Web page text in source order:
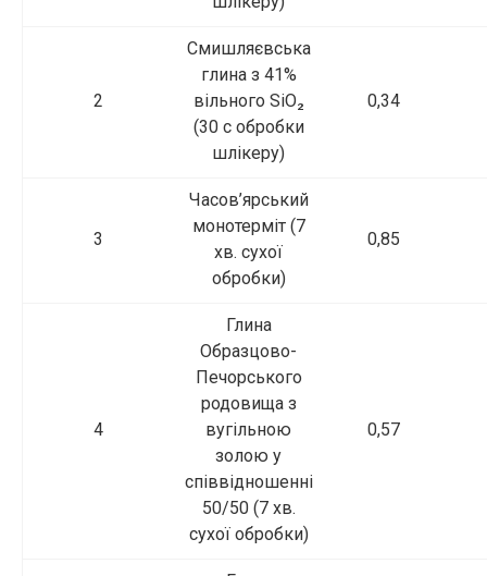
2
Смишляєвська
глина з 41%
вільного SiO₂
(30 с обробки
шлікеру)
0,34
3
Часов’ярський
монотерміт (7
хв. сухої
обробки)
0,85
4
Глина
Образцово-
Печорського
родовища з
вугільною
золою у
співвідношенні
50/50 (7 хв.
сухої обробки)
0,57